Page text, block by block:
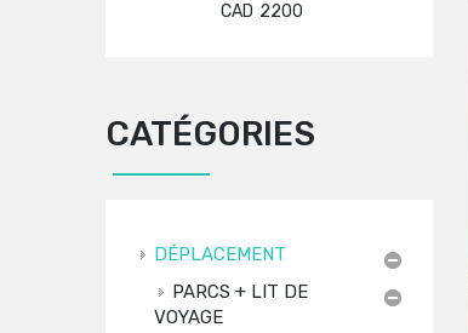
CAD
CATÉGORIES
DÉPLACEMENT
PARCS + LIT DE
VOYAGE